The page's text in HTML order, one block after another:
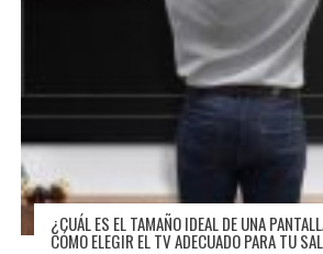
¿CUÁL ES EL TAMAÑO IDEAL DE UNA
CÓMO ELEGIR EL TV ADECUADO PARA TU